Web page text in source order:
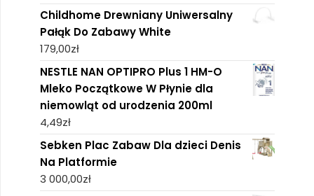
Childhome Drewniany Uniwersalny
Pałąk Do Zabawy White
179,00zł
NESTLE NAN OPTIPRO Plus 1 HM-O
Mleko Początkowe W Płynie dla
niemowląt od urodzenia 200ml
4,49zł
Sebken Plac Zabaw Dla dzieci Denis
Na Platformie
3 000,00zł